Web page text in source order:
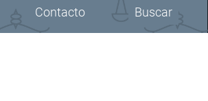
Contacto Buscar